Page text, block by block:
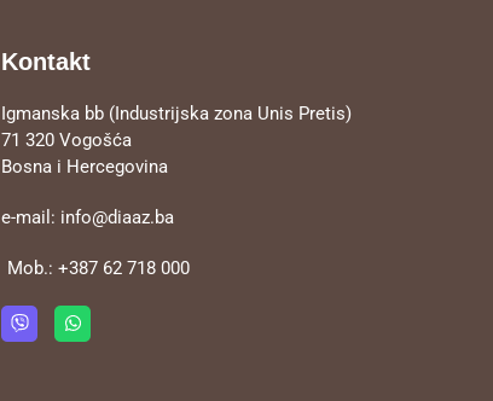
Kontakt
Igmanska bb (Industrijska zona Unis Pretis)
71 320 Vogošća
Bosna i Hercegovina
e-mail: info@diaaz.ba
Mob.:+387 62 718 000